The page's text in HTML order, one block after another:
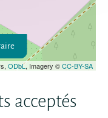
ODbL, Imagery ©CC-BY-SA
acceptés